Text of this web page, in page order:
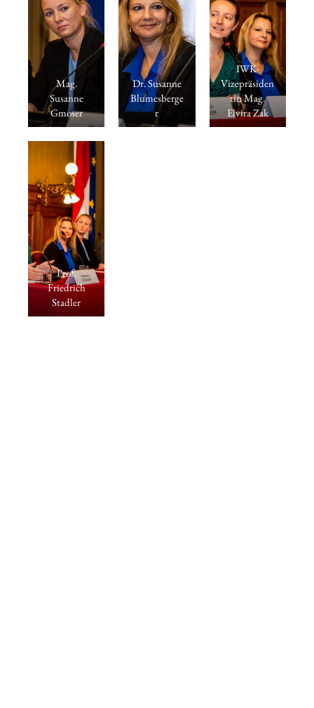
Mag.
Susanne
Gmoser
Dr. Susanne
Blumesberge
r
IWK-
Vizepräsiden
tin Mag.
Elvira Zak
Prof.
Friedrich
Stadler